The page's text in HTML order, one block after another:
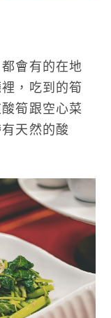
會有的在地
，吃到的筍
筍跟空心菜
天然的酸